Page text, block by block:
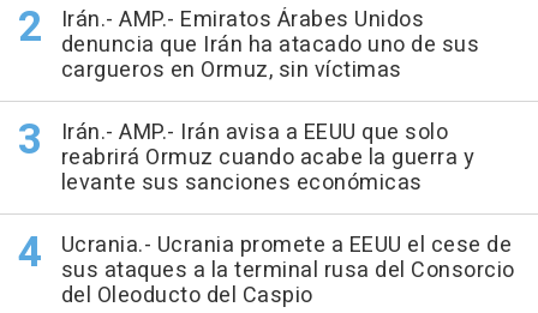
Irán.- AMP.- Emiratos Árabes Unidos
denuncia que Irán ha atacado uno de sus
cargueros en Ormuz, sin víctimas
Irán.- AMP.- Irán avisa a EEUU que solo
reabrirá Ormuz cuando acabe la guerra y
levante sus sanciones económicas
Ucrania.- Ucrania promete a EEUU el cese de
sus ataques a la terminal rusa del Consorcio
del Oleoducto del Caspio